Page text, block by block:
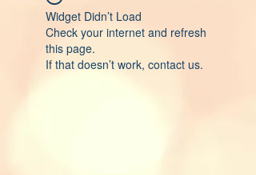
Widget Didn’t Load
Check your internet and refresh
this page.
If that doesn’t work, contact us.